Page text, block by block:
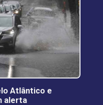
Atlântico e
alerta